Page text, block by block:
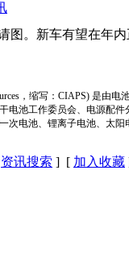
新车有望在年内
，缩写：CIAPS) 是
池工作委员会、电源配
电池、锂离子电池、太
资讯搜索 ] [ 加入收藏